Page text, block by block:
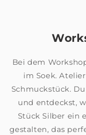
Bei dem
im Soek.
Schmuckstück.
und entdeckst,
Stück Silber ein
gestalten, das